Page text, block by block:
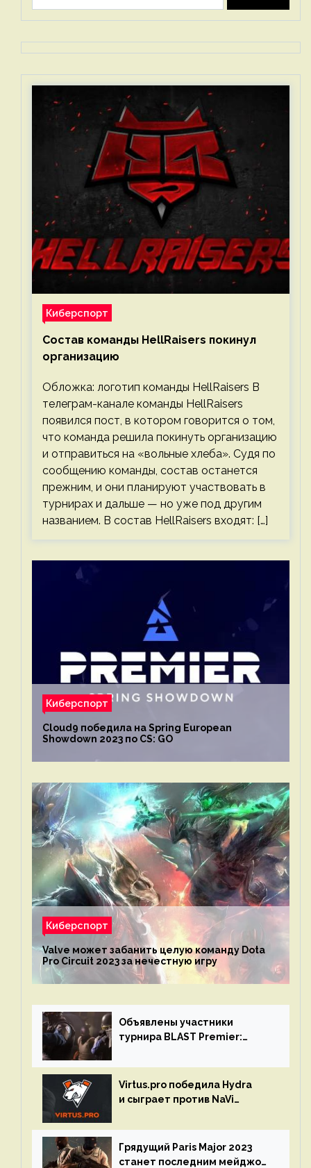
Киберспорт
Состав команды HellRaisers покинул
организацию
Обложка: логотип команды HellRaisers В
телеграм-канале команды HellRaisers
появился пост, в котором говорится о том,
что команда решила покинуть организацию
и отправиться на «вольные хлеба». Судя по
сообщению команды, состав останется
прежним, и они планируют участвовать в
турнирах и дальше — но уже под другим
названием. В состав HellRaisers входят: […]
Киберспорт
Cloud9 победила на Spring European
Showdown 2023 по CS: GO
Киберспорт
Valve может забанить целую команду Dota
Pro Circuit 2023 за нечестную игру
Объявлены участники
турнира BLAST Premier:
Virtus.pro победила Hydra
и сыграет против NaVi
Грядущий Paris Major 2023
станет последним мейджор-